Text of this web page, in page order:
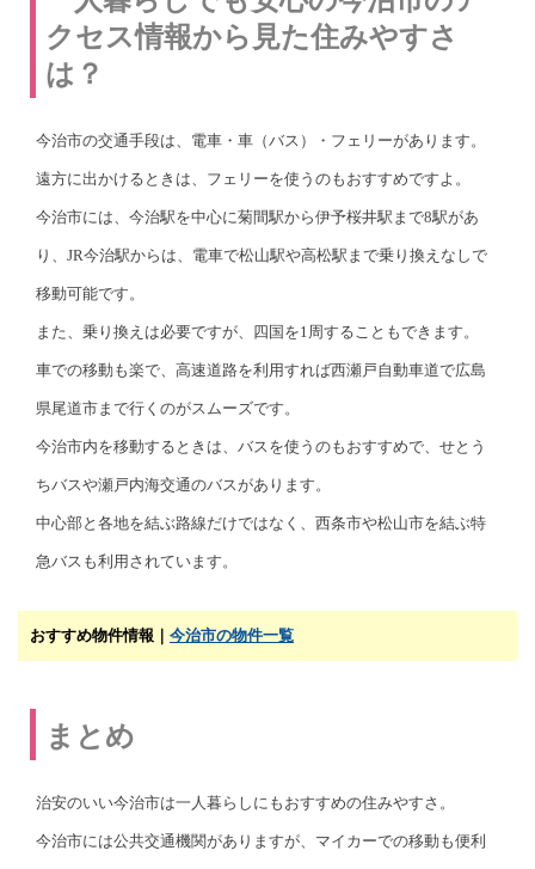
クセス情報から見た住みやすさ
は？
今治市の交通手段は、電車・車（バス）・フェリーがあります。
遠方に出かけるときは、フェリーを使うのもおすすめですよ。
今治市には、今治駅を中心に菊間駅から伊予桜井駅まで8駅があ
り、JR今治駅からは、電車で松山駅や高松駅まで乗り換えなしで
移動可能です。
また、乗り換えは必要ですが、四国を1周することもできます。
車での移動も楽で、高速道路を利用すれば西瀬戸自動車道で広島
県尾道市まで行くのがスムーズです。
今治市内を移動するときは、バスを使うのもおすすめで、せとう
ちバスや瀬戸内海交通のバスがあります。
中心部と各地を結ぶ路線だけではなく、西条市や松山市を結ぶ特
急バスも利用されています。
おすすめ物件情報｜ 今治市の物件一覧
まとめ
治安のいい今治市は一人暮らしにもおすすめの住みやすさ。
今治市には公共交通機関がありますが、マイカーでの移動も便利